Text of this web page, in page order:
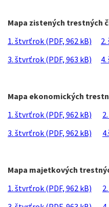
Mapa zistených trestných
1. štvrťrok (PDF, 962 kB)
3. štvrťrok (PDF, 963 kB)
Mapa ekonomických
1. štvrťrok (PDF, 962 kB)
3. štvrťrok (PDF, 962 kB)
Mapa majetkových
1. štvrťrok (PDF, 962 kB)